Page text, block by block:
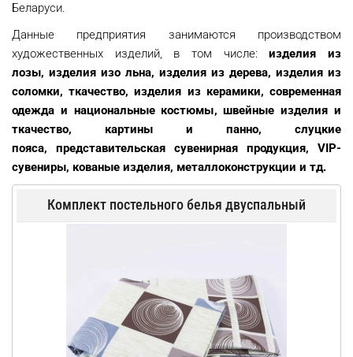
Беларуси.
Данные предприятия
занимаются производством
художественных изделий, в том числе: изделия из
лозы, изделия изо льна, изделия из дерева, изделия из
соломки, ткачество, изделия из керамики, современная
одежда и национальные костюмы, швейные изделия и
ткачество, картины и панно, cлуцкие
пояса, представительская сувенирная продукция, VIP-
сувениры, кованые изделия, металлоконструкции и тд.
Комплект постельного белья двуспальный